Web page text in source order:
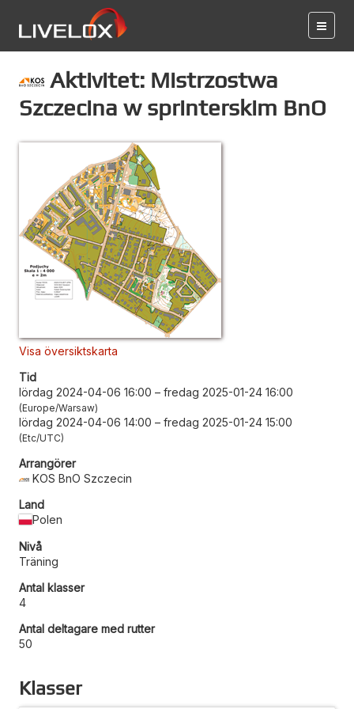
Aktivitet: Mistrzostwa
Szczecina w sprinterskim BnO
Visa översiktskarta
Tid
lördag 2024-04-06 16:00 – fredag 2025-01-24 16:00
Europe/Warsaw
lördag 2024-04-06 14:00 – fredag 2025-01-24 15:00
Etc/UTC
Arrangörer
KOS BnO Szczecin
Land
Polen
Nivå
Träning
Antal klasser
4
Antal deltagare med rutter
50
Klasser